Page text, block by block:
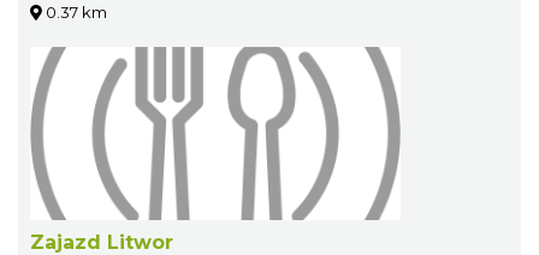
0.37 km
Zajazd Litwor